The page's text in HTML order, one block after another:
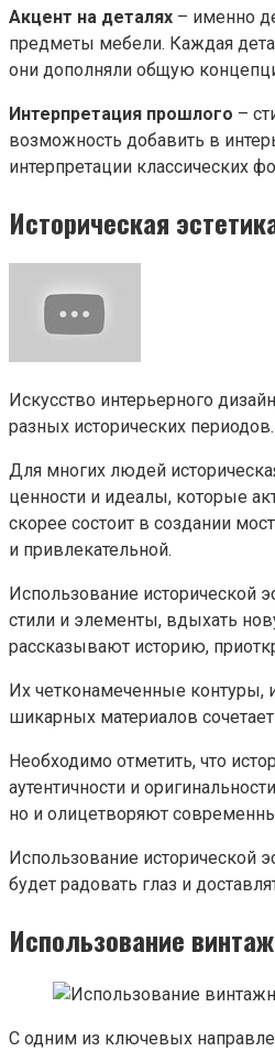
Акцент на деталях – именно
предметы мебели. Каждая
они дополняли общую
Интерпретация прошлого –
возможность добавить в
интерпретации классических
Историческая
Искусство интерьерного
разных исторических
Для многих людей
ценности и идеалы, которые
скорее состоит в создании
и привлекательной.
Использование исторической
стили и элементы, вдыхать
рассказывают историю,
Их четконамеченные
шикарных материалов
Необходимо отметить, что
аутентичности и
но и олицетворяют
Использование исторической
будет радовать глаз и
Использование
С одним из ключевых